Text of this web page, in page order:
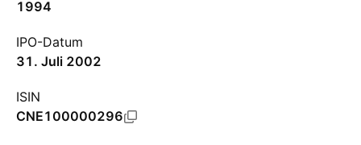
1994
IPO-Datum
31. Juli 2002
ISIN
CNE100000296